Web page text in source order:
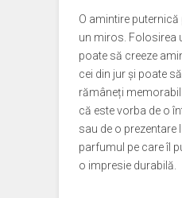
O amintire puternică
un miros. Folosirea
poate să creeze
cei din jur și poate
rămâneți
că este vorba de o
sau de o prezentare
parfumul pe care îl
o impresie durabilă.